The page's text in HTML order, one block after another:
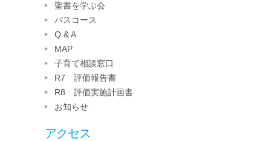
聖書を学ぶ会
バスコース
Q & A
MAP
子育て相談窓口
R7 評価報告書
R8 評価実施計画書
お知らせ
アクセス